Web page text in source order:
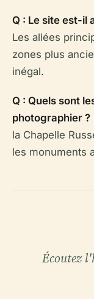
Q : Le site est-il
Les allées
zones plus
inégal.
Q : Quels sont
photographier ?
la Chapelle
les monuments
Écoutez